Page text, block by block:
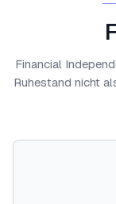
Financial
Ruhestand nicht